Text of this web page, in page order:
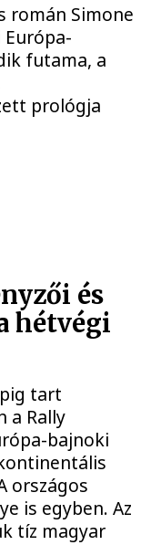
román Simone
futama, a
prológja
és
hétvégi
tart
a Rally
bajnoki
országos
is egyben. Az
tíz magyar